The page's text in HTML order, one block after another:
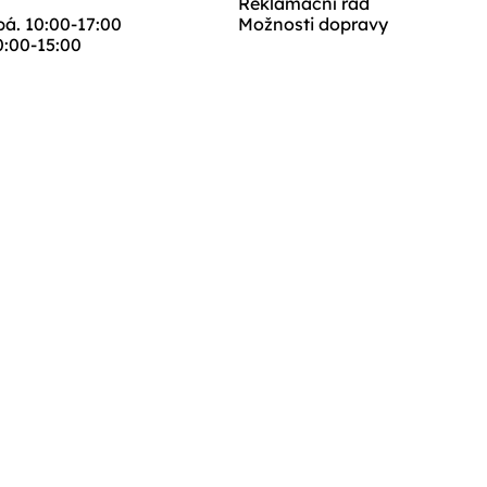
10:00-17:00
15:00
Možnosti dopravy